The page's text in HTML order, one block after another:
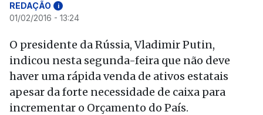
REDAÇÃO i
01/02/2016 - 13:24
O presidente da Rússia, Vladimir Putin,
indicou nesta segunda-feira que não deve
haver uma rápida venda de ativos estatais
apesar da forte necessidade de caixa para
incrementar o Orçamento do País.